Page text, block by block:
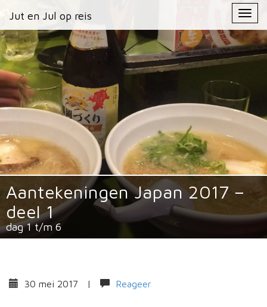
Jut en Jul op reis
Primary
Menu
Jut en Jul op reis
Aantekeningen Japan 2017 –
deel 1
dag 1 t/m 6
30 mei 2017 | Reageer